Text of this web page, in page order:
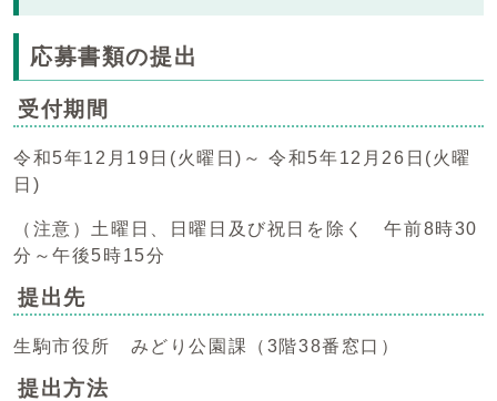
応募書類の提出
受付期間
令和5年12月19日(火曜日)～ 令和5年12月26日(火曜
日)
（注意）土曜日、日曜日及び祝日を除く 午前8時30
分～午後5時15分
提出先
生駒市役所 みどり公園課（3階38番窓口）
提出方法